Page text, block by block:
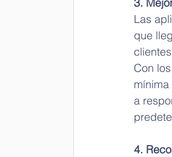
Las
que
Con
a
4.